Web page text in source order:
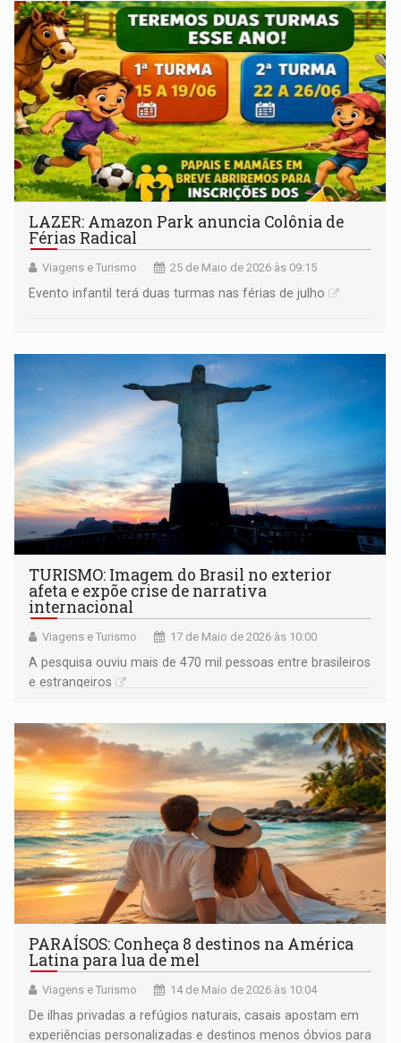
LAZER: Amazon Park anuncia Colônia de
Férias Radical
Viagens e Turismo 25 de Maio de 2026 às 09:15
Evento infantil terá duas turmas nas férias de julho
TURISMO: Imagem do Brasil no exterior
afeta e expõe crise de narrativa
internacional
Viagens e Turismo 17 de Maio de 2026 às 10:00
A pesquisa ouviu mais de 470 mil pessoas entre brasileiros
e estrangeiros
PARAÍSOS: Conheça 8 destinos na América
Latina para lua de mel
Viagens e Turismo 14 de Maio de 2026 às 10:04
De ilhas privadas a refúgios naturais, casais apostam em
experiências personalizadas e destinos menos óbvios para